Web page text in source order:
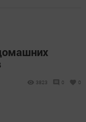
3823 0 0